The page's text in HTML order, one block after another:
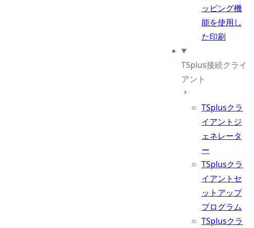
ッピング機
能を使用し
た印刷
TSplus接続クライ
アント
TSplusクラ
イアントジ
ェネレータ
ー
TSplusクラ
イアントセ
ットアップ
プログラム
TSplusクラ